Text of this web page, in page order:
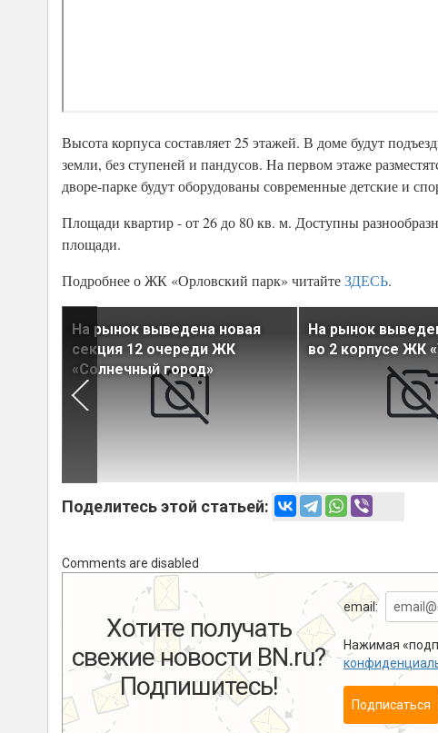
Высота корпуса составляет 25 этажей. В доме будут
земли, без ступеней и пандусов. На первом этаже
дворе-парке будут оборудованы современные детские и
Площади квартир - от 26 до 80 кв. м. Доступны
площади.
Подробнее о ЖК «Орловский парк» читайтеЗДЕСЬ.
На рынок выведена новая
секция 12 очереди ЖК
«Солнечный город»
На рынок
во 2 корпусе ЖК
Поделитесь этой статьей:
Comments are disabled
Хотите получать
свежие новости BN.ru?
Подпишитесь!
email:
Нажимая
Подписаться